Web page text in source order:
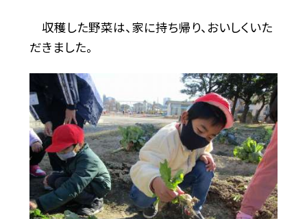
収穫した野菜は、家に持ち帰り、おいしくいた
だきました。